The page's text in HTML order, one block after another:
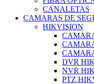
CANALETAS
CAMARAS DE
HIKVISION
DVR
NVR
PTZ